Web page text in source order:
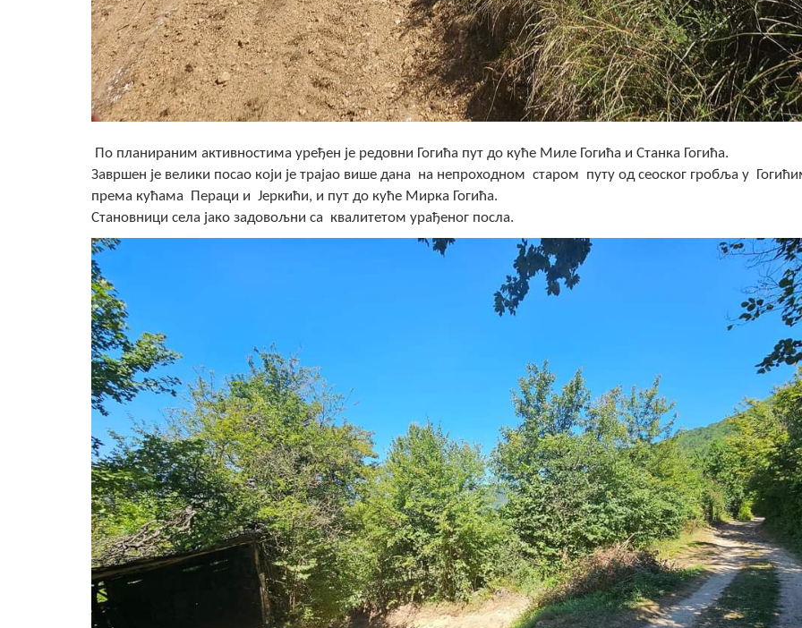
По планираним активностима уређен је редовни Гогића пут до куће Миле Гогића и Станка Гогића.
Завршен је велики посао који је трајао више дана на непроходном старом путу од сеоског гробља у
према кућама Пераци и Јеркићи, и пут до куће Мирка Гогића.
Становници села јако задовољни са квалитетом урађеног посла.